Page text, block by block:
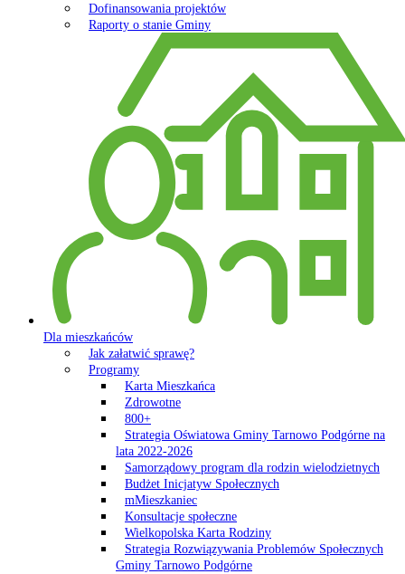
Dofinansowania projektów
Raporty o stanie Gminy
Dla mieszkańców
Jak załatwić sprawę?
Programy
Karta Mieszkańca
Zdrowotne
800+
Strategia Oświatowa Gminy Tarnowo Podgórne na
lata 2022-2026
Samorządowy program dla rodzin wielodzietnych
Budżet Inicjatyw Społecznych
mMieszkaniec
Konsultacje społeczne
Wielkopolska Karta Rodziny
Strategia Rozwiązywania Problemów Społecznych
Gminy Tarnowo Podgórne